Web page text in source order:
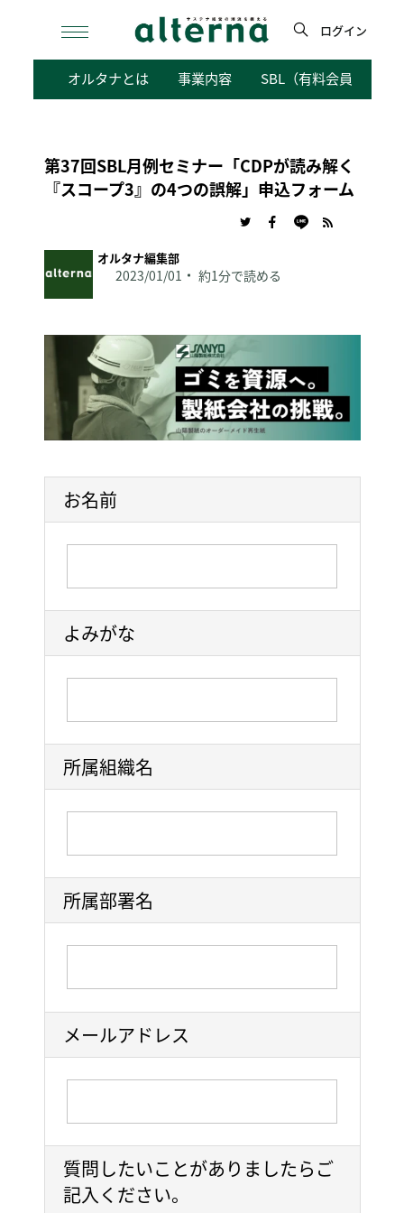
検
ログイン
オルタナとは 事業内容 SBL（有料会員向けサ
第37回SBL月例セミナー「CDPが読み解く
『スコープ3』の4つの誤解」申込フォーム
オルタナ編集部
2023/01/01 約1分で読める
お名前
よみがな
所属組織名
所属部署名
メールアドレス
質問したいことがありましたらご
記入ください。